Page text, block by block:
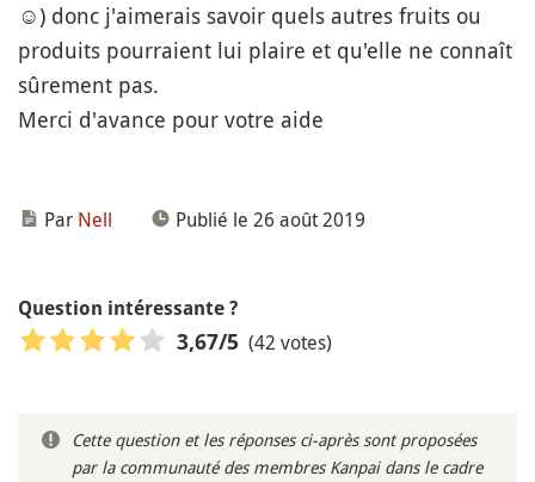
☺️) donc j'aimerais savoir quels autres fruits ou
produits pourraient lui plaire et qu'elle ne connaît
sûrement pas.
Merci d'avance pour votre aide
Par Nell Publié le 26 août 2019
Question intéressante ?
3,67/5 (42 votes)
Cette question et les réponses ci-après sont proposées
par la communauté des membres Kanpai dans le cadre